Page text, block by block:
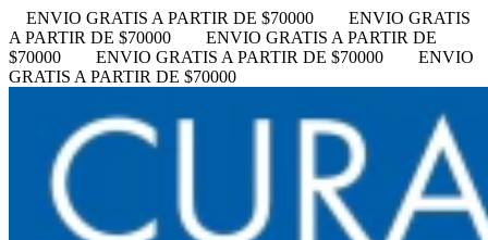
ENVIO GRATIS A PARTIR DE $70000
ENVIO GRATIS
A PARTIR DE $70000
ENVIO GRATIS A PARTIR DE
$70000
ENVIO GRATIS A PARTIR DE $70000
ENVIO
GRATIS A PARTIR DE $70000